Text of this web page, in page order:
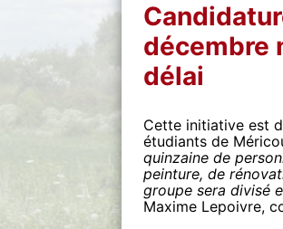
décembre
délai
Cette initiative est
étudiants de
quinzaine de
peinture, de
groupe sera divisé
Maxime Lepoivre,